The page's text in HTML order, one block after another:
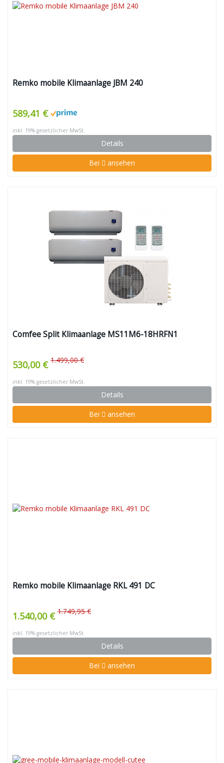
Remko mobile Klimaanlage JBM 240
589,41 €
inkl. 19% gesetzlicher MwSt.
Details
Bei ansehen
Comfee Split Klimaanlage MS11M6-18HRFN1
530,00 € 1.499,00 €
inkl. 19% gesetzlicher MwSt.
Details
Bei ansehen
Remko mobile Klimaanlage RKL 491 DC
1.540,00 € 1.749,95 €
inkl. 19% gesetzlicher MwSt.
Details
Bei ansehen